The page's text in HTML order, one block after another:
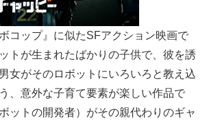
コップ』に似たSFアクション映画で
トが生まれたばかりの子供で、彼を誘
女がそのロボットにいろいろと教え込
、意外な子育て要素が楽しい作品で
ットの開発者）がその親代わりのギャ